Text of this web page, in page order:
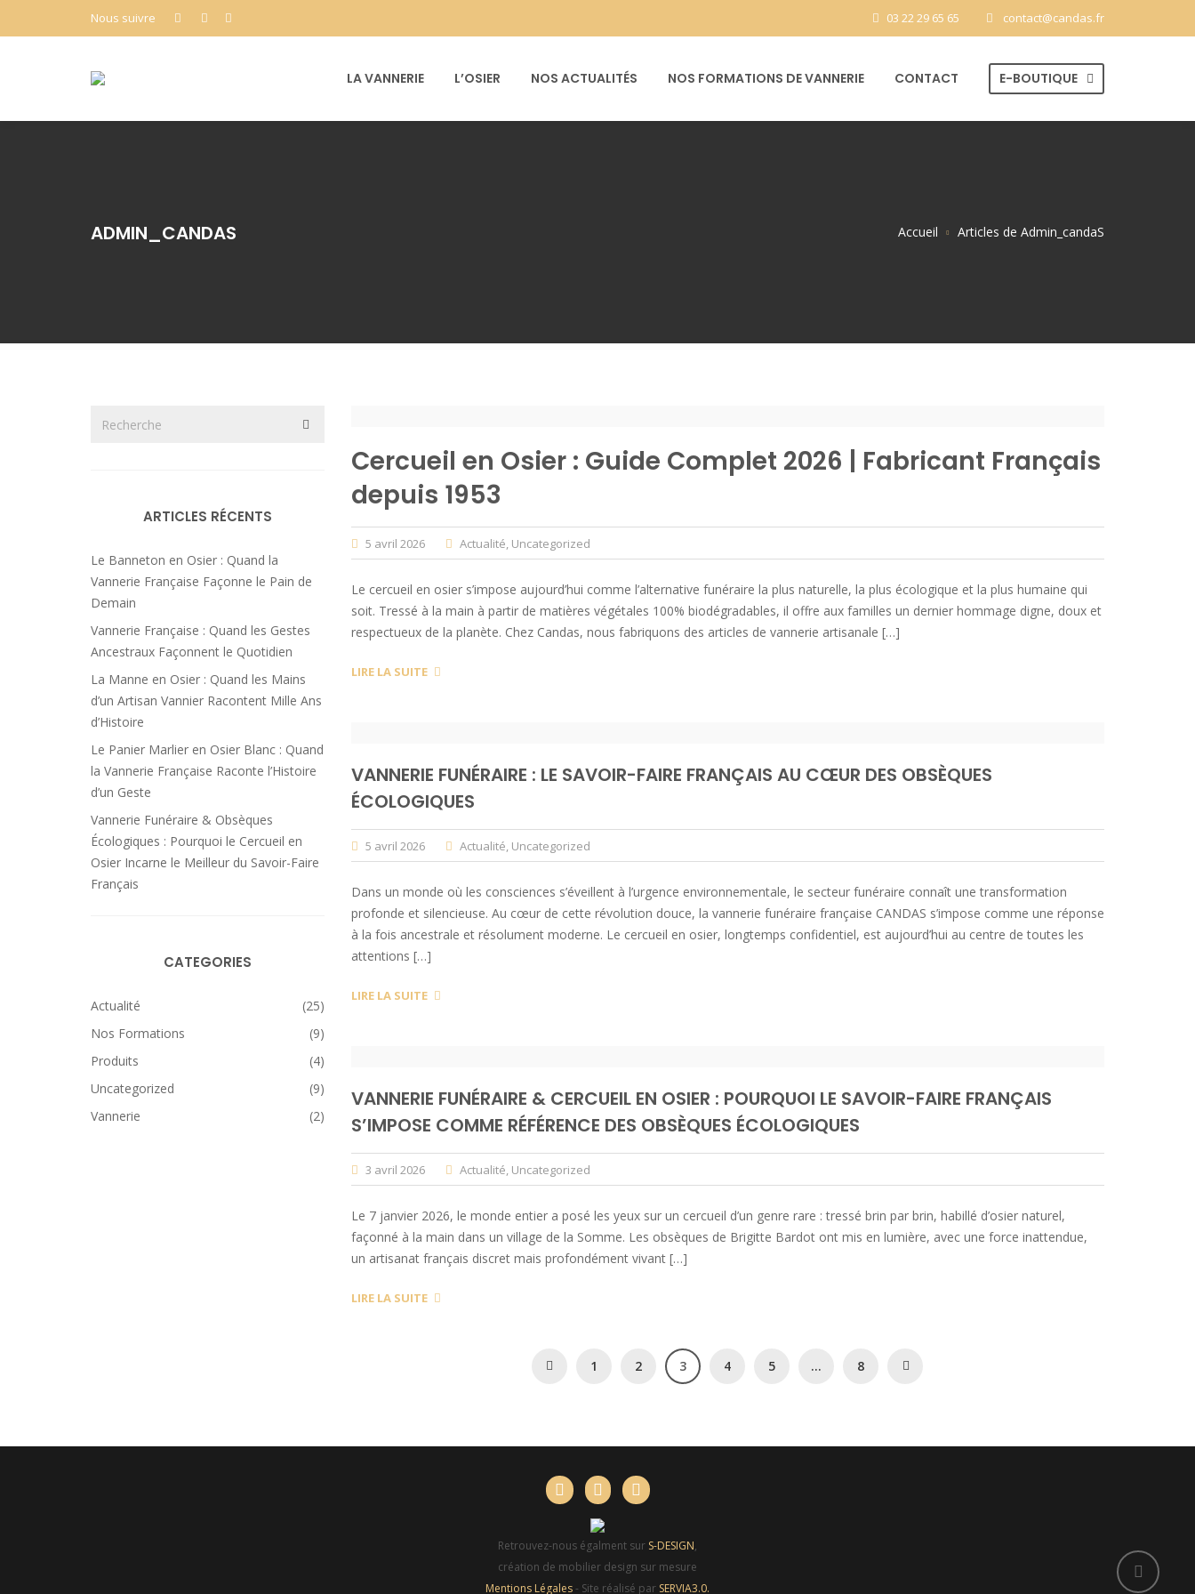
Nous suivre 03 22 29 65 65 contact@candas.fr
LA VANNERIE L’OSIER NOS ACTUALITÉS NOS FORMATIONS DE VANNERIE CONTACT E-BOUTIQUE
ADMIN_CANDAS Accueil Articles de Admin_candaS
Cercueil en Osier : Guide Complet 2026 | Fabricant Français
depuis 1953
5 avril 2026 Actualité, Uncategorized
Le cercueil en osier s’impose aujourd’hui comme l’alternative funéraire la plus naturelle, la plus écologique et la plus humaine qui
soit. Tressé à la main à partir de matières végétales 100% biodégradables, il offre aux familles un dernier hommage digne, doux et
respectueux de la planète. Chez Candas, nous fabriquons des articles de vannerie artisanale […]
LIRE LA SUITE
VANNERIE FUNÉRAIRE : LE SAVOIR-FAIRE FRANÇAIS AU CŒUR DES OBSÈQUES
ÉCOLOGIQUES
5 avril 2026 Actualité, Uncategorized
Dans un monde où les consciences s’éveillent à l’urgence environnementale, le secteur funéraire connaît une transformation
profonde et silencieuse. Au cœur de cette révolution douce, la vannerie funéraire française CANDAS s’impose comme une réponse
à la fois ancestrale et résolument moderne. Le cercueil en osier, longtemps confidentiel, est aujourd’hui au centre de toutes les
attentions […]
LIRE LA SUITE
VANNERIE FUNÉRAIRE & CERCUEIL EN OSIER : POURQUOI LE SAVOIR-FAIRE FRANÇAIS
S’IMPOSE COMME RÉFÉRENCE DES OBSÈQUES ÉCOLOGIQUES
3 avril 2026 Actualité, Uncategorized
Le 7 janvier 2026, le monde entier a posé les yeux sur un cercueil d’un genre rare : tressé brin par brin, habillé d’osier naturel,
façonné à la main dans un village de la Somme. Les obsèques de Brigitte Bardot ont mis en lumière, avec une force inattendue,
un artisanat français discret mais profondément vivant […]
LIRE LA SUITE
1 2 3 4 5 … 8
ARTICLES RÉCENTS
Le Banneton en Osier : Quand la
Vannerie Française Façonne le Pain de
Demain
Vannerie Française : Quand les Gestes
Ancestraux Façonnent le Quotidien
La Manne en Osier : Quand les Mains
d’un Artisan Vannier Racontent Mille Ans
d’Histoire
Le Panier Marlier en Osier Blanc : Quand
la Vannerie Française Raconte l’Histoire
d’un Geste
Vannerie Funéraire & Obsèques
Écologiques : Pourquoi le Cercueil en
Osier Incarne le Meilleur du Savoir-Faire
Français
CATEGORIES
Actualité
(25)
Nos Formations
(9)
Produits
(4)
Uncategorized
(9)
Vannerie
(2)
Retrouvez-nous égalment sur S-DESIGN,
création de mobilier design sur mesure
Mentions Légales- Site réalisé par SERVIA3.0.